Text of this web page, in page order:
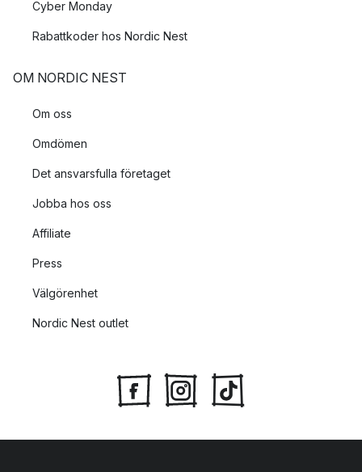
Cyber Monday
Rabattkoder hos Nordic Nest
OM NORDIC NEST
Om oss
Omdömen
Det ansvarsfulla företaget
Jobba hos oss
Affiliate
Press
Välgörenhet
Nordic Nest outlet